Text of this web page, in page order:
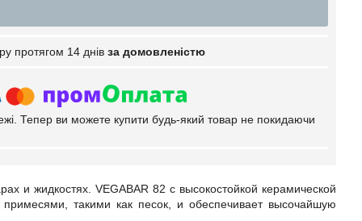
протягом 14 днів за домовленістю
Тепер ви можете купити будь-який товар не покидаючи
и жидкостях. VEGABAR 82 с высокостойкой керамической
такими как песок, и обеспечивает высочайшую